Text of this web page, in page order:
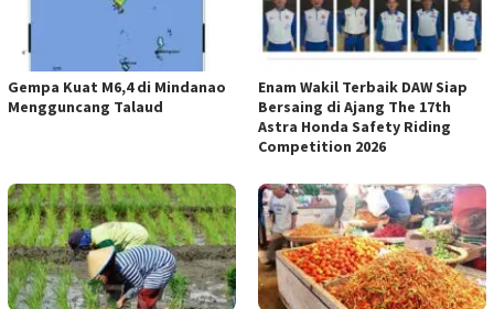
Gempa Kuat M6,4 di Mindanao
Mengguncang Talaud
Enam Wakil Terbaik DAW Siap
Bersaing di Ajang The 17th
Astra Honda Safety Riding
Competition 2026